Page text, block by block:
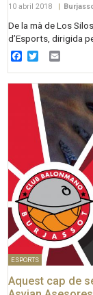
10 abril 2018 |
De la mà de Los
d’Esports, dirigida
Facebook
Twitter
ESPORTS
Aquest cap de